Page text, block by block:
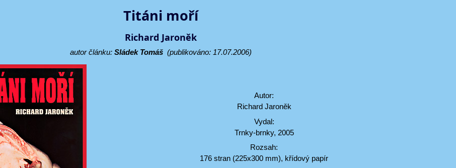
Titáni moří
Richard Jaroněk
autor článku: Sládek Tomáš(publikováno: 17.07.2006)
Autor:
Richard Jaroněk
Vydal:
Trnky-brnky, 2005
Rozsah:
176 stran (225x300 mm), křídový papír